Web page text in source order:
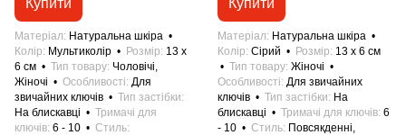
Купити
Матеріал
Натуральна шкіра
Колір
Мультиколір Розмір 13 x
6 см
Тип товару Чоловічі,
Жіночі
Особливості Для
звичайних ключів
Тип застібки
На блискавці
Тримачі для
ключів 6 - 10
Стиль
Купити
Матеріал
Натуральна шкіра
Колір Сірий Розмір 13 x 6 см
Тип товару Жіночі
Особливості Для звичайних
ключів
Тип застібки
На
блискавці
Тримачі для ключів 6
- 10
Стиль Повсякденні,